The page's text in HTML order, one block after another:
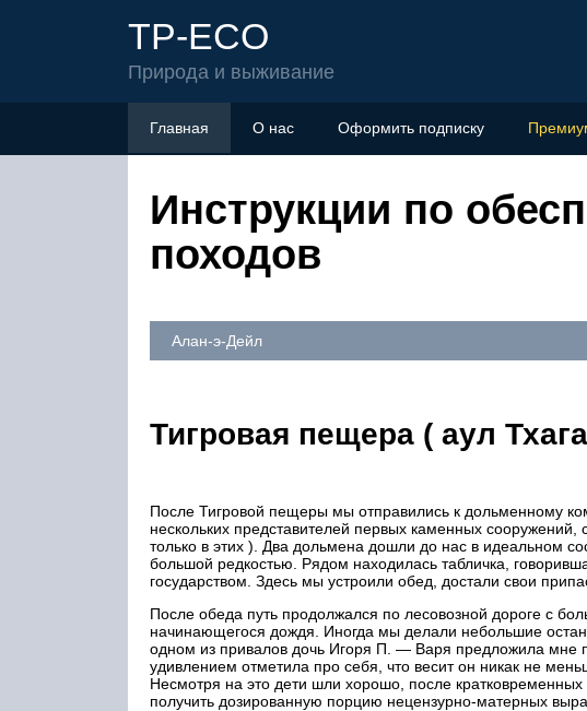
TP-ECO
Природа и выживание
Главная О нас Оформить подписку
Инструкции по
походов
Алан-э-Дейл
Тигровая пещера ( аул
После Тигровой пещеры мы отправились к дольменному
нескольких представителей первых каменных
только в этих ). Два дольмена дошли до нас в идеальном
большой редкостью. Рядом находилась табличка,
государством. Здесь мы устроили обед, достали свои
После обеда путь продолжался по лесовозной дороге с
начинающегося дождя. Иногда мы делали небольшие
одном из привалов дочь Игоря П. — Варя предложила мне
удивлением отметила про себя, что весит он никак не
Несмотря на это дети шли хорошо, после кратковременных
получить дозированную порцию нецензурно-матерных